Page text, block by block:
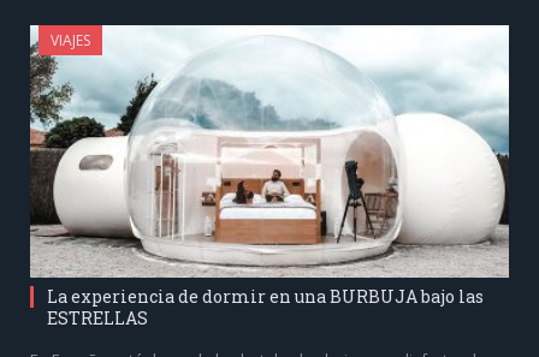
VIAJES
La experiencia de dormir en una BURBUJA bajo las
ESTRELLAS